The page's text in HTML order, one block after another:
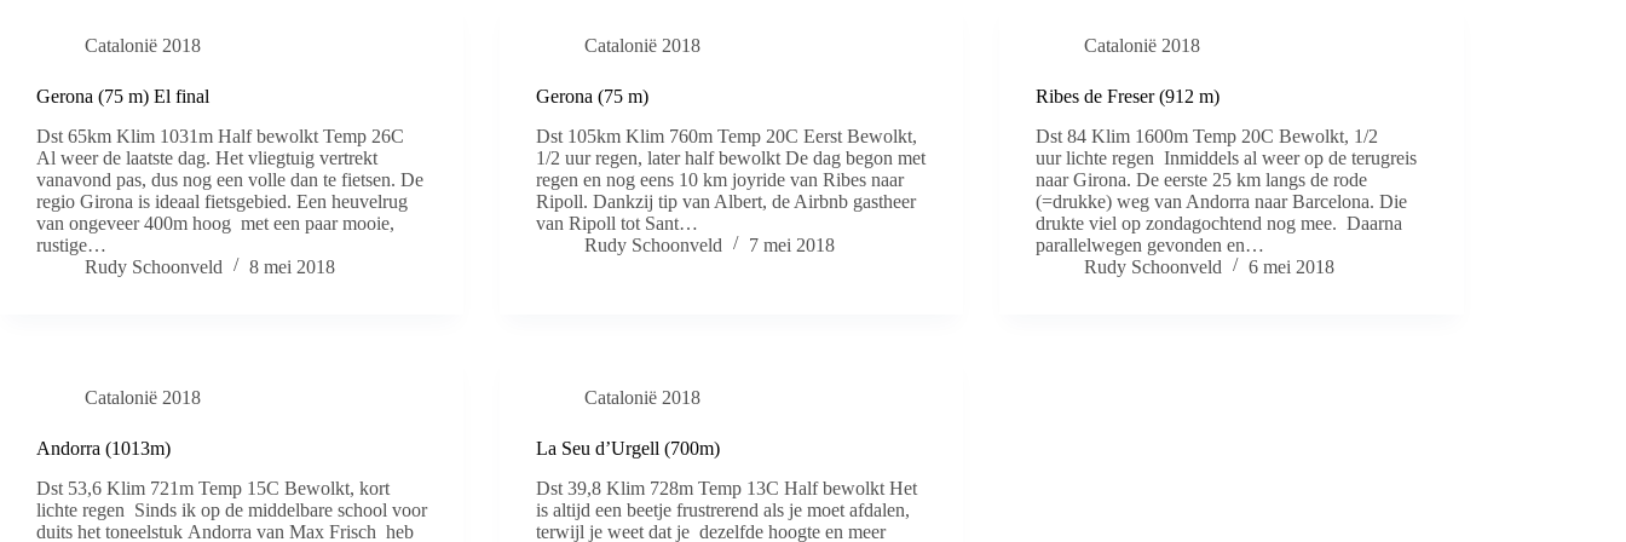
Catalonië 2018
Gerona (75 m) El final
Dst 65km Klim 1031m Half bewolkt Temp 26C
Al weer de laatste dag. Het vliegtuig vertrekt
vanavond pas, dus nog een volle dan te fietsen. De
regio Girona is ideaal fietsgebied. Een heuvelrug
van ongeveer 400m hoog met een paar mooie,
rustige…
Rudy Schoonveld
8 mei 2018
Catalonië 2018
Gerona (75 m)
Dst 105km Klim 760m Temp 20C Eerst Bewolkt,
1/2 uur regen, later half bewolkt De dag begon met
regen en nog eens 10 km joyride van Ribes naar
Ripoll. Dankzij tip van Albert, de Airbnb gastheer
van Ripoll tot Sant…
Rudy Schoonveld
7 mei 2018
Catalonië 2018
Ribes de Freser (912 m)
Dst 84 Klim 1600m Temp 20C Bewolkt, 1/2
uur lichte regen Inmiddels al weer op de terugreis
naar Girona. De eerste 25 km langs de rode
(=drukke) weg van Andorra naar Barcelona. Die
drukte viel op zondagochtend nog mee. Daarna
parallelwegen gevonden en…
Rudy Schoonveld
6 mei 2018
Catalonië 2018
Andorra (1013m)
Dst 53,6 Klim 721m Temp 15C Bewolkt, kort
lichte regen Sinds ik op de middelbare school voor
duits het toneelstuk Andorra van Max Frisch heb
Catalonië 2018
La Seu d’Urgell (700m)
Dst 39,8 Klim 728m Temp 13C Half bewolkt Het
is altijd een beetje frustrerend als je moet afdalen,
terwijl je weet dat je dezelfde hoogte en meer